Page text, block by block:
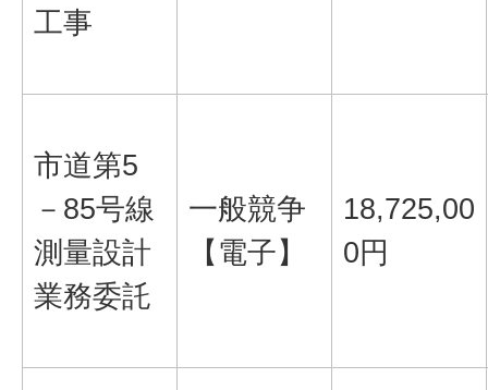
工事
市道第5
－85号線
測量設計
業務委託
一般競争
【電子】
18,725,00
0円